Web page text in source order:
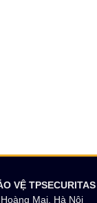
VỆ TPSECURITAS
Mai, Hà Nội